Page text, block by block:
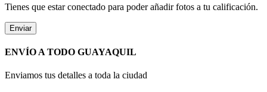
Tienes que estar conectado para poder añadir fotos a tu calificación.
ENVÍO A TODO GUAYAQUIL
Enviamos tus detalles a toda la ciudad